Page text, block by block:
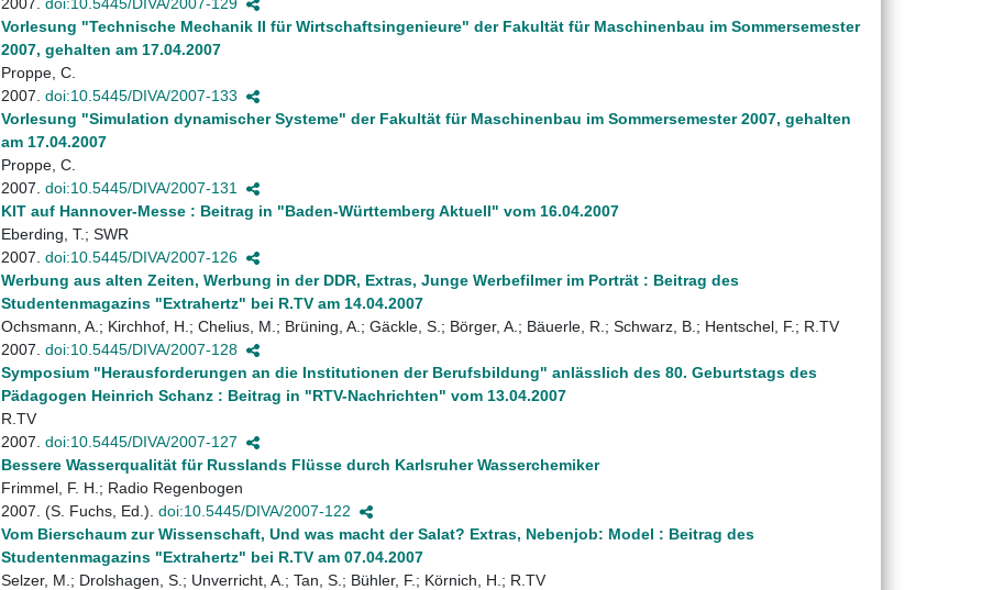
Vorlesung "Technische Mechanik II für Wirtschaftsingenieure" der Fakultät für Maschinenbau im Sommersemester
2007, gehalten am 17.04.2007
Proppe, C.
2007. doi:10.5445/DIVA/2007-133
Vorlesung "Simulation dynamischer Systeme" der Fakultät für Maschinenbau im Sommersemester 2007, gehalten
am 17.04.2007
Proppe, C.
2007. doi:10.5445/DIVA/2007-131
KIT auf Hannover-Messe : Beitrag in "Baden-Württemberg Aktuell" vom 16.04.2007
Eberding, T.; SWR
2007. doi:10.5445/DIVA/2007-126
Werbung aus alten Zeiten, Werbung in der DDR, Extras, Junge Werbefilmer im Porträt : Beitrag des
Studentenmagazins "Extrahertz" bei R.TV am 14.04.2007
Ochsmann, A.; Kirchhof, H.; Chelius, M.; Brüning, A.; Gäckle, S.; Börger, A.; Bäuerle, R.; Schwarz, B.; Hentschel, F.; R.TV
2007. doi:10.5445/DIVA/2007-128
Symposium "Herausforderungen an die Institutionen der Berufsbildung" anlässlich des 80. Geburtstags des
Pädagogen Heinrich Schanz : Beitrag in "RTV-Nachrichten" vom 13.04.2007
R.TV
2007. doi:10.5445/DIVA/2007-127
Bessere Wasserqualität für Russlands Flüsse durch Karlsruher Wasserchemiker
Frimmel, F. H.; Radio Regenbogen
2007. (S. Fuchs, Ed.). doi:10.5445/DIVA/2007-122
Vom Bierschaum zur Wissenschaft, Und was macht der Salat? Extras, Nebenjob: Model : Beitrag des
Studentenmagazins "Extrahertz" bei R.TV am 07.04.2007
Selzer, M.; Drolshagen, S.; Unverricht, A.; Tan, S.; Bühler, F.; Körnich, H.; R.TV